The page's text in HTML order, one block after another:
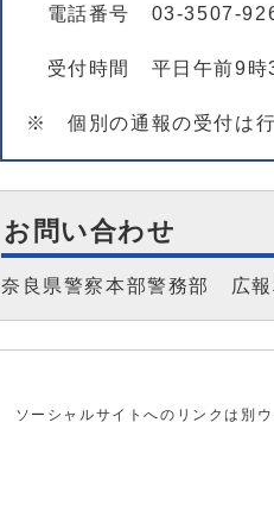
電話番号 03-3507-
受付時間 平日午前9時
※ 個別の通報の受付は行
お問い合わせ
奈良県警察本部警務部 広
ソーシャルサイトへのリンクは別